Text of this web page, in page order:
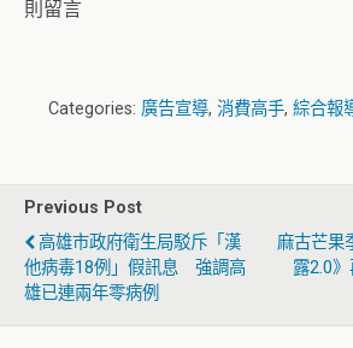
則留言
Categories: 廣告宣導, 消費高手, 綜合報
Previous Post
高雄市政府衛生局駁斥「漢
他病毒18例」假訊息 強調高
雄已連兩年零病例
麻古芒
露2.0